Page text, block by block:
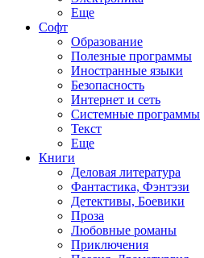
Еще
Софт
Образование
Полезные программы
Иностранные языки
Безопасность
Интернет и сеть
Системные программы
Текст
Еще
Книги
Деловая литература
Фантастика, Фэнтэзи
Детективы, Боевики
Проза
Любовные романы
Приключения